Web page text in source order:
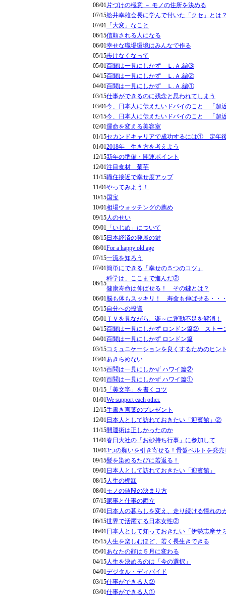
08/01片づけの極意 － モノの住所を決める
07/15舩井幸雄会長に学んで付いた「クセ」とは
07/01 「大変」なこと
06/15信頼される人になる
06/01幸せな職場環境はみんなで作る
05/15歩けなくなって
05/01百聞は一見にしかず Ｌ.Ａ.編③
04/15百聞は一見にしかず Ｌ.Ａ.編②
04/01百聞は一見にしかず Ｌ.Ａ.編①
03/15仕事ができるのに残念と思われてしまう
03/01今、日本人に伝えたいドバイのこと 「超
02/15今、日本人に伝えたいドバイのこと 「超
02/01運命を変える美容室
01/15セカンドキャリアで成功するには① 定年
01/012018年 生き方を考えよう
12/15新年の準備・開運ポイント
12/01注目食材 菊芋
11/15職住接近で幸せ度アップ
11/01やってみよう！
10/15国宝
10/01相場ウォッチングの薦め
09/15人のせい
09/01 「いじめ」について
08/15日本経済の発展の鍵
08/01For a happy old age
07/15一流を知ろう
07/01簡単にできる「幸せの５つのコツ」
06/15
科学は、ここまで進んだ②
健康寿命は伸ばせる！ その鍵とは？
06/01脳も体もスッキリ！ 寿命も伸ばせる・・
05/15自分への投資
05/01 ＴＶを見ながら、楽～に運動不足を解消！
04/15百聞は一見にしかず ロンドン篇② ストー
04/01百聞は一見にしかず ロンドン篇
03/15コミュニケーションを良くするためのヒン
03/01あきらめない
02/15百聞は一見にしかず ハワイ篇②
02/01百聞は一見にしかず ハワイ篇①
01/15 「美文字」を書くコツ
01/01We support each other.
12/15手書き言葉のプレゼント
12/01日本人として訪れておきたい「迎賓館」②
11/15開運術は正しかったのか
11/01春日大社の「お砂持ち行事」に参加して
10/013つの願いを引き寄せる！骨盤ベルトを発
09/15髪を染めるたびに若返る！
09/01日本人として訪れておきたい「迎賓館」
08/15人生の棚卸
08/01モノの値段の決まり方
07/15家事と仕事の両立
07/01日本人の暮らしを変え、走り続ける憧れの
06/15世界で活躍する日本女性②
06/01日本人として知っておきたい「伊勢志摩サ
05/15人生を楽しむほど、若く長生きできる
05/01あなたの顔は５月に変わる
04/15人生を決めるのは「今の選択」
04/01デジタル・ディバイド
03/15仕事ができる人②
03/01仕事ができる人①